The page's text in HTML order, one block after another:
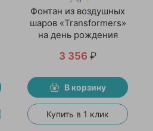
Фонтан из воздушных
шаров «Transformers»
на день рождения
3 356 ₽
В корзину
Купить в 1 клик